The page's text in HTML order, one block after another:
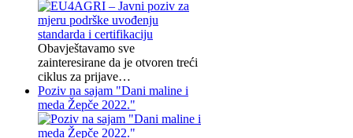
Obavještavamo sve
zainteresirane da je otvoren treći
ciklus za prijave…
Poziv na sajam "Dani maline i
meda Žepče 2022."